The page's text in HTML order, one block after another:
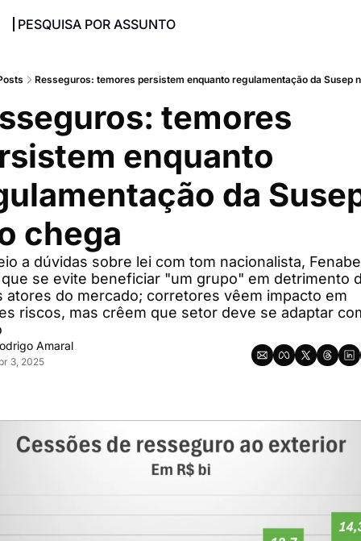
PESQUISA POR ASSUNTO
Resseguros: temores persistem enquanto regulamentação da Susep
temores
enquanto
da
chega
a dúvidas sobre lei com tom nacionalista,
se evite beneficiar "um grupo" em detrimento
atores do mercado; corretores vêem impacto em
riscos, mas crêem que setor deve se adaptar
Amaral
3, 2025